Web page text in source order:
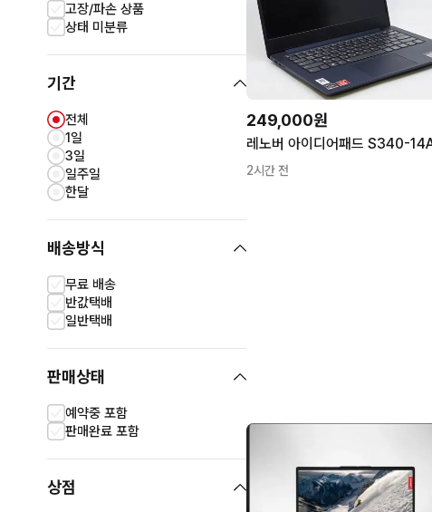
고장/파손 상품
상태 미분류
기간
전체
1일
3일
일주일
한달
배송방식
무료 배송
반값택배
일반택배
판매상태
예약중 포함
판매완료 포함
상점
249,000원
2시간 전